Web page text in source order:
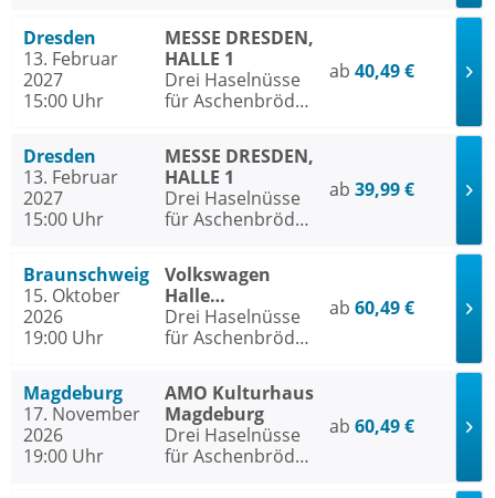
Dresden
13. Februar
2027
15:00 Uhr
MESSE DRESDEN,
HALLE 1
Drei Haselnüsse
für Aschenbrödel
ab 40,49 €
Dresden
13. Februar
2027
15:00 Uhr
MESSE DRESDEN,
HALLE 1
Drei Haselnüsse
für Aschenbrödel
ab 39,99 €
Braunschweig
15. Oktober
2026
19:00 Uhr
Volkswagen
Halle
Braunschweig
Drei Haselnüsse
für Aschenbrödel
ab 60,49 €
Magdeburg
17. November
2026
19:00 Uhr
AMO Kulturhaus
Magdeburg
Drei Haselnüsse
für Aschenbrödel
ab 60,49 €